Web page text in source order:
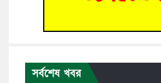
সর্বশেষ খবর